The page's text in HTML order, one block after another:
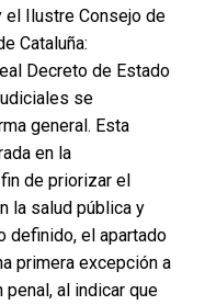
el Ilustre Consejo de
Cataluña:
Decreto de Estado
se
general. Esta
en la
de priorizar el
la salud pública y
definido, el apartado
primera excepción a
al indicar que